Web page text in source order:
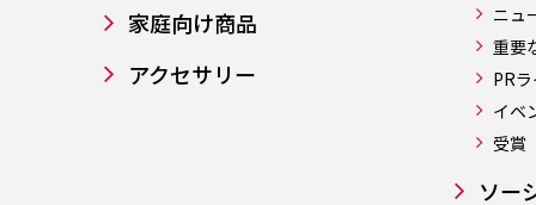
家庭向け商品
アクセサリー
ニュ
重要
PR
イベ
受賞
ソー